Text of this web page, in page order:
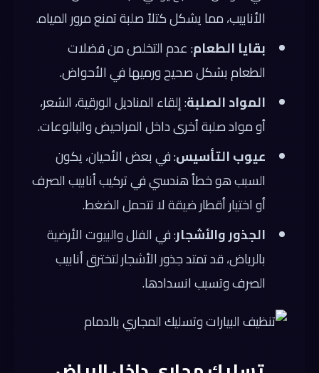
الأنابيب، مما يشكل كتلاً صلبة تمنع مرور المياه.
بقايا الطعام: عدم التخلص من فضلات
الطعام بشكل صحيح ورميها في الأحواض.
المواد الصلبة: إلقاء المناديل الورقية، الشعر،
أو مواد صلبة أخرى داخل المراحيض والبالوعات.
عيوب التأسيس: في بعض الأحيان، يكون
السبب هو خطأ هندسي في تركيب أنابيب الصرف
أو اختيار أقطار ضيقة لا تتحمل الضغط.
الجذور والأشجار: في الفلل والبيوت الأرضية
بالرياض، قد تمتد جذور الأشجار لتخترق أنابيب
الصرف وتسبب انسدادها.